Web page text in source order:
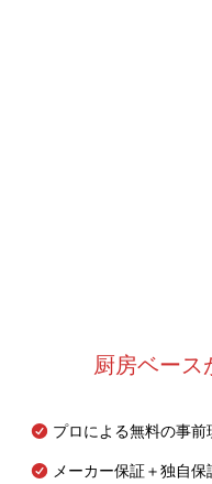
厨房ベース
プロによる無料の事前
メーカー保証＋独自保